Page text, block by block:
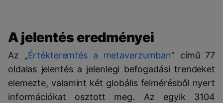
A jelentés eredményei
Az „Értékteremtés a metaverzumban” című 77
oldalas jelentés a jelenlegi befogadási trendeket
elemezte, valamint két globális felmérésből nyert
információkat osztott meg. Az egyik 3104